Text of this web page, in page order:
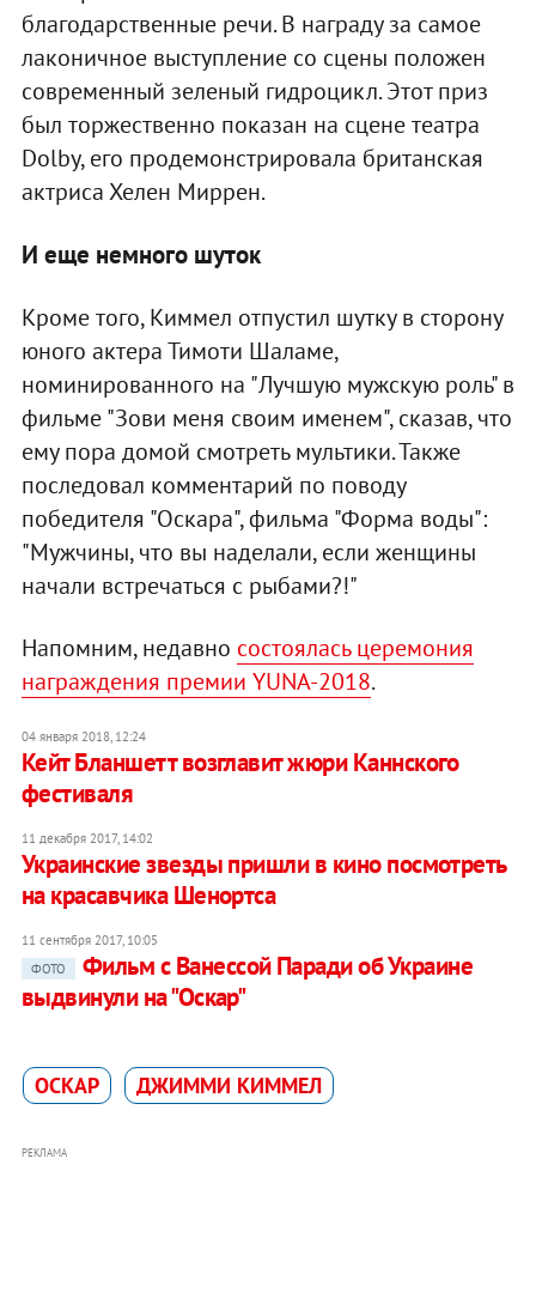
благодарственные речи. В награду за самое
лаконичное выступление со сцены положен
современный зеленый гидроцикл. Этот приз
был торжественно показан на сцене театра
Dolby, его продемонстрировала британская
актриса Хелен Миррен.
И еще немного шуток
Кроме того, Киммел отпустил шутку в сторону
юного актера Тимоти Шаламе,
номинированного на "Лучшую мужскую роль" в
фильме "Зови меня своим именем", сказав, что
ему пора домой смотреть мультики. Также
последовал комментарий по поводу
победителя "Оскара", фильма "Форма воды":
"Мужчины, что вы наделали, если женщины
начали встречаться с рыбами?!"
Напомним, недавно состоялась церемония
награждения премии YUNA-2018.
04 января 2018, 12:24
Кейт Бланшетт возглавит жюри Каннского
фестиваля
11 декабря 2017, 14:02
Украинские звезды пришли в кино посмотреть
на красавчика Шенортса
11 сентября 2017, 10:05
ФОТО
Фильм с Ванессой Паради об Украине
выдвинули на "Оскар"
ОСКАР ДЖИММИ КИММЕЛ
РЕКЛАМА